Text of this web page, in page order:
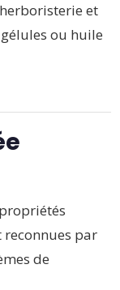
et
ou huile
reconnues par
de